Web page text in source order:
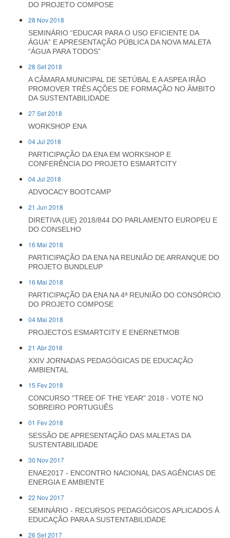
DO PROJETO COMPOSE
28 Nov 2018
SEMINÁRIO “EDUCAR PARA O USO EFICIENTE DA
ÁGUA” E APRESENTAÇÃO PÚBLICA DA NOVA MALETA
“ÁGUA PARA TODOS”
28 Set 2018
A CÂMARA MUNICIPAL DE SETÚBAL E A ASPEA IRÃO
PROMOVER TRÊS AÇÕES DE FORMAÇÃO NO ÂMBITO
DA SUSTENTABILIDADE
27 Set 2018
WORKSHOP ENA
04 Jul 2018
PARTICIPAÇÃO DA ENA EM WORKSHOP E
CONFERÊNCIA DO PROJETO ESMARTCITY
04 Jul 2018
ADVOCACY BOOTCAMP
21 Jun 2018
DIRETIVA (UE) 2018/844 DO PARLAMENTO EUROPEU E
DO CONSELHO
16 Mai 2018
PARTICIPAÇÃO DA ENA NA REUNIÃO DE ARRANQUE DO
PROJETO BUNDLEUP
16 Mai 2018
PARTICIPAÇÃO DA ENA NA 4ª REUNIÃO DO CONSÓRCIO
DO PROJETO COMPOSE
04 Mai 2018
PROJECTOS ESMARTCITY E ENERNETMOB
21 Abr 2018
XXIV JORNADAS PEDAGÓGICAS DE EDUCAÇÃO
AMBIENTAL
15 Fev 2018
CONCURSO "TREE OF THE YEAR" 2018 - VOTE NO
SOBREIRO PORTUGUÊS
01 Fev 2018
SESSÃO DE APRESENTAÇÃO DAS MALETAS DA
SUSTENTABILIDADE
30 Nov 2017
ENAE2017 - ENCONTRO NACIONAL DAS AGÊNCIAS DE
ENERGIA E AMBIENTE
22 Nov 2017
SEMINÁRIO - RECURSOS PEDAGÓGICOS APLICADOS À
EDUCAÇÃO PARA A SUSTENTABILIDADE
26 Set 2017